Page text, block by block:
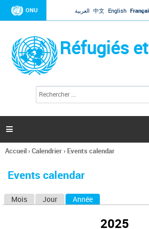
Jump to navigation
ONU العربية 中文 English
Réfugiés
l
c
h
e

Vous
ici
Accueil›Calendrier› Events calendar
Events calendar
Mois Jour Année
2025